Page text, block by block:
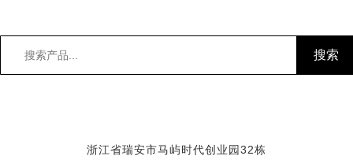
浙江省瑞安市马屿时代创业园32栋